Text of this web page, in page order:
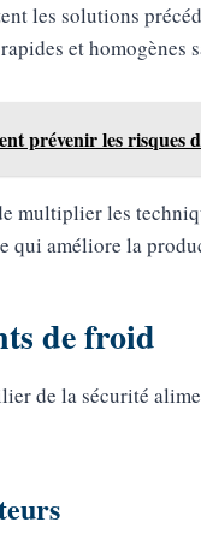
les solutions
et homogènes
prévenir les risques
multiplier les
qui améliore la
de froid
de la sécurité